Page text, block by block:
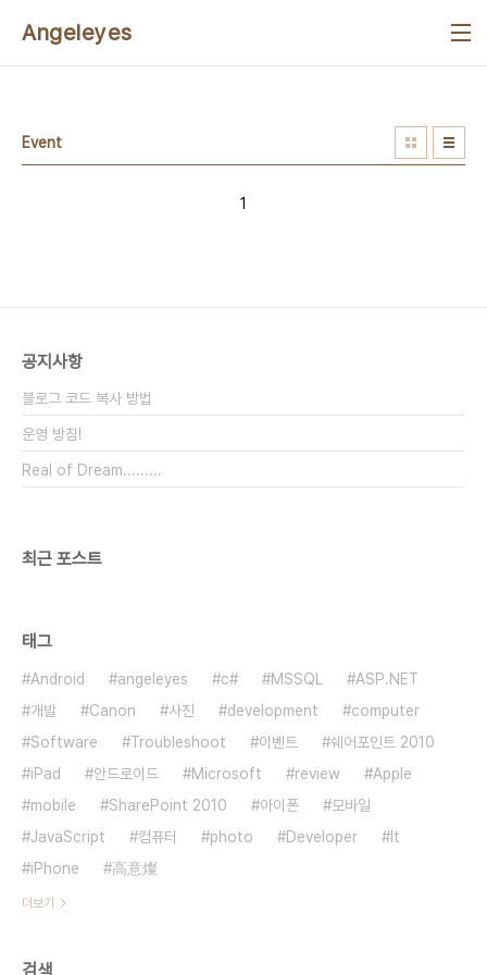
Angeleyes
Event
1
공지사항
블로그 코드 복사 방법
운영 방침!
Real of Dream.........
최근 포스트
태그
Android angeleyes c# MSSQL
ASP.NET
개발
Canon 사진 development
computer
Software
Troubleshoot 이벤트
쉐어포인트 2010
iPad
안드로이드 Microsoft review
Apple
mobile
SharePoint 2010 아이폰
모바일
JavaScript
컴퓨터 photo Developer
It
iPhone
高意燦
더보기
검색